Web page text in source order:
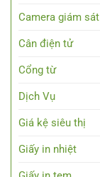
Camera giám sát
Cân điện tử
Cổng từ
Dịch Vụ
Giá kệ siêu thị
Giấy in nhiệt